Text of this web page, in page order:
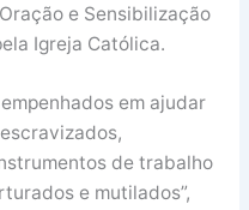
e Sensibilização
Igreja Católica.
em ajudar
de trabalho
e mutilados”,